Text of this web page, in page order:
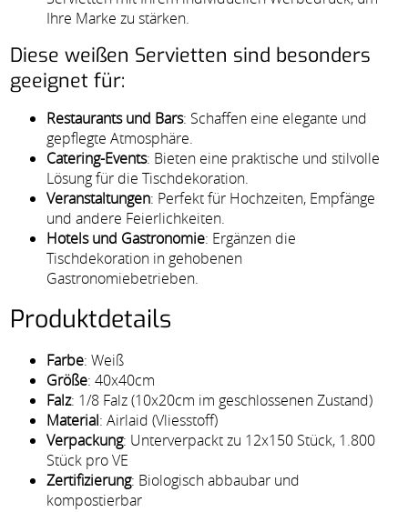
Ihre Marke zu stärken.
Diese weißen Servietten sind besonders
geeignet für:
Restaurants und Bars: Schaffen eine elegante und
gepflegte Atmosphäre.
Catering-Events: Bieten eine praktische und stilvolle
Lösung für die Tischdekoration.
Veranstaltungen: Perfekt für Hochzeiten, Empfänge
und andere Feierlichkeiten.
Hotels und Gastronomie: Ergänzen die
Tischdekoration in gehobenen
Gastronomiebetrieben.
Produktdetails
Farbe: Weiß
Größe: 40x40cm
Falz: 1/8 Falz (10x20cm im geschlossenen Zustand)
Material: Airlaid (Vliesstoff)
Verpackung: Unterverpackt zu 12x150 Stück, 1.800
Stück pro VE
Zertifizierung: Biologisch abbaubar und
kompostierbar